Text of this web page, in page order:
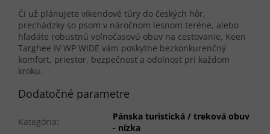
Či už plánujete víkendové túry do českých hôr,
prechádzky so psom v náročnom lesnom teréne, alebo
hľadáte robustnú voľnočasovú obuv na cestovanie, Keen
Targhee IV WP WIDE vám poskytne bezkonkurenčný
komfort, priestor, bezpečnosť a odolnosť pri každom
kroku.
Dodatočné parametre
Kategória:
Pánska turistická / treková obuv
- nízka